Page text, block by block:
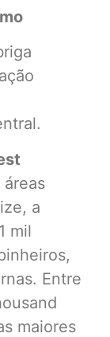
áreas
a
mil
Entre
maiores